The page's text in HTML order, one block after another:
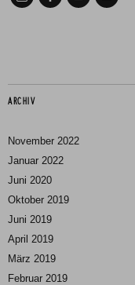
ARCHIV
November 2022
Januar 2022
Juni 2020
Oktober 2019
Juni 2019
April 2019
März 2019
Februar 2019